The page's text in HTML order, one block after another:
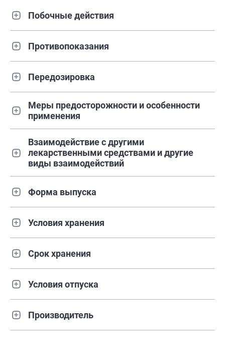
Побочные действия
Противопоказания
Передозировка
Меры предосторожности и особенности
применения
Взаимодействие с другими
лекарственными средствами и другие
виды взаимодействий
Форма выпуска
Условия хранения
Срок хранения
Условия отпуска
Производитель